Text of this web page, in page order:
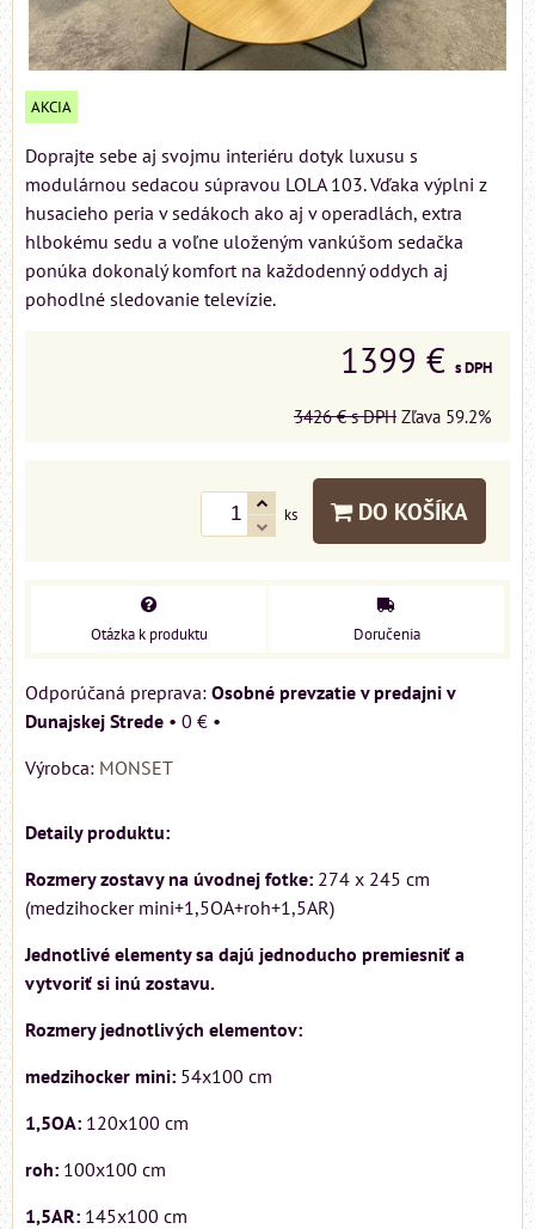
AKCIA
Doprajte sebe aj svojmu interiéru dotyk luxusu s
modulárnou sedacou súpravou LOLA 103. Vďaka výplni z
husacieho peria v sedákoch ako aj v operadlách, extra
hlbokému sedu a voľne uloženým vankúšom sedačka
ponúka dokonalý komfort na každodenný oddych aj
pohodlné sledovanie televízie.
1399 € s DPH
3426 € s DPH Zľava 59.2%
ks DO KOŠÍKA
Otázka k produktu Doručenia
Osobné prevzatie v predajni v
Dunajskej Strede • 0 € •
Výrobca: MONSET
Detaily produktu:
Rozmery zostavy na úvodnej fotke: 274 x 245 cm
(medzihocker mini+1,5OA+roh+1,5AR)
Jednotlivé elementy sa dajú jednoducho premiesniť a
vytvoriť si inú zostavu.
Rozmery jednotlivých elementov:
medzihocker mini: 54x100 cm
1,5OA: 120x100 cm
roh: 100x100 cm
1,5AR: 145x100 cm